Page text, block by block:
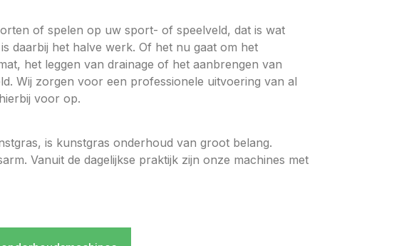
of spelen op uw sport- of speelveld, dat is wat
daarbij het halve werk. Of het nu gaat om het
het leggen van drainage of het aanbrengen van
Wij zorgen voor een professionele uitvoering van al
voor op.
is kunstgras onderhoud van groot belang.
Vanuit de dagelijkse praktijk zijn onze machines met